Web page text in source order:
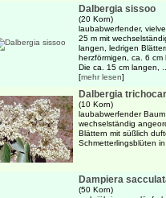
Dalbergia sissoo
(20 Korn)
laubabwerfender,
25 m mit
langen, ledrigen
herzförmigen, ca. 6 cm
Die ca. 15 cm langen, ...
[mehr lesen]
Dalbergia
(10 Korn)
laubabwerfender
wechselständig
Blättern mit süßlich
Schmetterlingsblüten
Dampiera
(50 Korn)